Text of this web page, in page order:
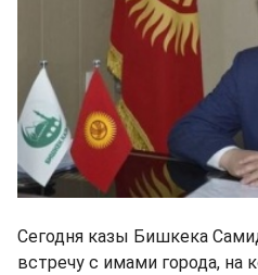
Сегодня казы Бишкека
встречу с имами города, на